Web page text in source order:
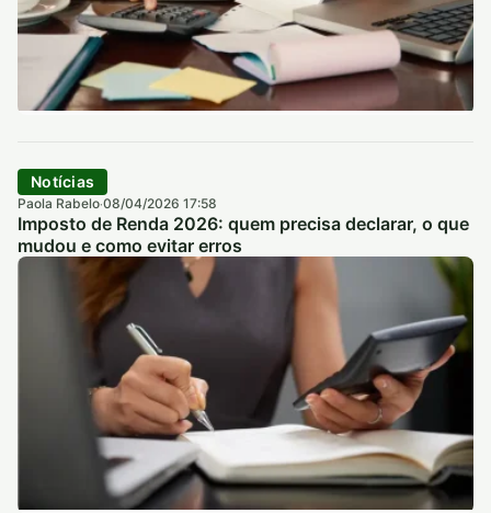
Notícias
Paola Rabelo·08/04/2026 17:58
Imposto de Renda 2026: quem precisa declarar, o que
mudou e como evitar erros